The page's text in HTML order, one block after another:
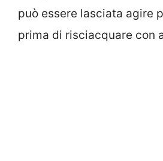
può essere lasciata agire
prima di risciacquare con